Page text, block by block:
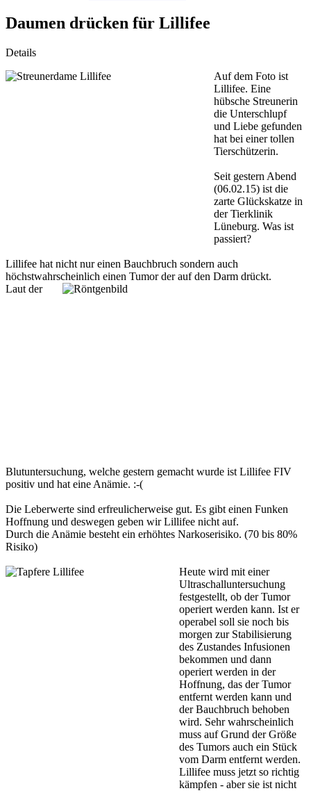
Daumen drücken für Lillifee
Details
Auf dem Foto ist
Lillifee. Eine
hübsche Streunerin
die Unterschlupf
und Liebe gefunden
hat bei einer tollen
Tierschützerin.
Seit gestern Abend
(06.02.15) ist die
zarte Glückskatze in
der Tierklinik
Lüneburg. Was ist
passiert?
Lillifee hat nicht nur einen Bauchbruch sondern auch
höchstwahrscheinlich einen Tumor der auf den Darm drückt.
Laut der
Blutuntersuchung, welche gestern gemacht wurde ist Lillifee FIV
positiv und hat eine Anämie. :-(
Die Leberwerte sind erfreulicherweise gut. Es gibt einen Funken
Hoffnung und deswegen geben wir Lillifee nicht auf.
Durch die Anämie besteht ein erhöhtes Narkoserisiko. (70 bis 80%
Risiko)
Heute wird mit einer
Ultraschalluntersuchung
festgestellt, ob der Tumor
operiert werden kann. Ist er
operabel soll sie noch bis
morgen zur Stabilisierung
des Zustandes Infusionen
bekommen und dann
operiert werden in der
Hoffnung, das der Tumor
entfernt werden kann und
der Bauchbruch behoben
wird. Sehr wahrscheinlich
muss auf Grund der Größe
des Tumors auch ein Stück
vom Darm entfernt werden.
Lillifee muss jetzt so richtig
kämpfen - aber sie ist nicht